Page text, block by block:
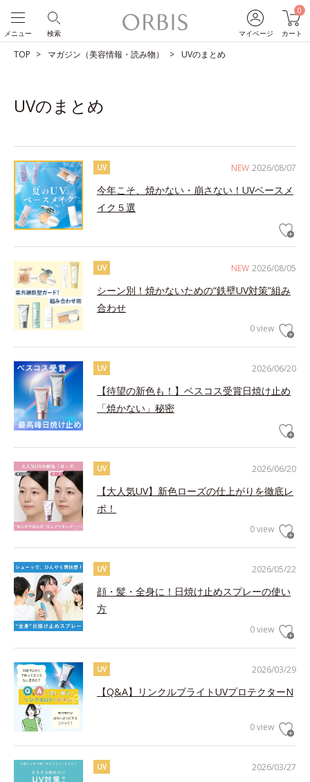
マイページ
0
カート
検索
メニュー
TOP マガジン（美容情報・読み物） UVのまとめ
UVのまとめ
NEW 2026/08/07
UV
今年こそ、焼かない・崩さない！UVベースメ
イク５選
NEW 2026/08/05
UV
シーン別！焼かないための“鉄壁UV対策”組み
合わせ
0 view
2026/06/20
UV
【待望の新色も！】ベスコス受賞日焼け止め
「焼かない」秘密
2026/06/20
UV
【大人気UV】新色ローズの仕上がりを徹底レ
ポ！
0 view
2026/05/22
UV
顔・髪・全身に！日焼け止めスプレーの使い
方
0 view
2026/03/29
UV
【Q&A】リンクルブライトUVプロテクターN
0 view
2026/03/27
UV